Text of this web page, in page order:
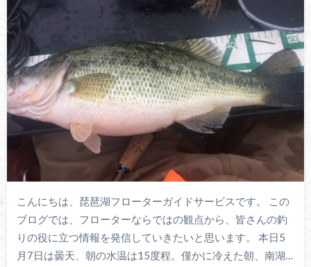
こんにちは、琵琶湖フローターガイドサービスです。 この
ブログでは、フローターならではの観点から、皆さんの釣
りの役に立つ情報を発信していきたいと思います。 本日5
月7日は曇天、朝の水温は15度程。僅かに冷えた朝、南湖…